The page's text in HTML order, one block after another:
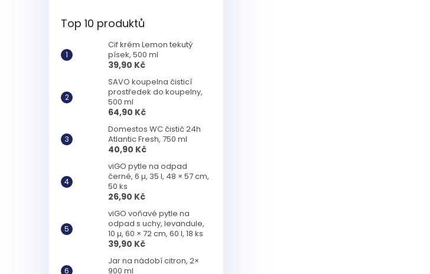
Top 10 produktů
Cif krém Lemon tekutý
písek, 500 ml
39,90 Kč
SAVO koupelna čisticí
prostředek do koupelny,
500 ml
64,90 Kč
Domestos WC čistič 24h
Atlantic Fresh, 750 ml
40,90 Kč
viGO pytle na odpad
černé, 6 µ, 35 l, 48 × 57 cm,
50 ks
26,90 Kč
viGO voňavé pytle na
odpad s uchy, levandule,
10 µ, 60 × 72 cm, 60 l, 18 ks
39,90 Kč
Jar na nádobí citron, 2×
900 ml